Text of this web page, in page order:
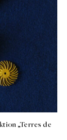
„Terres de